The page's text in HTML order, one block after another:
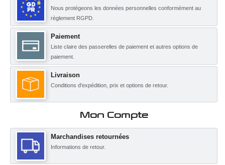
Nous protégeons les données personnelles conformément au
règlement RGPD.
Paiement
Liste claire des passerelles de paiement et autres options de
paiement.
Livraison
Conditions d'expédition, prix et options de retour.
Mon Compte
Marchandises retournées
Informations de retour.